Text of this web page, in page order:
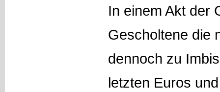
In einem Akt der
Gescholtene die
dennoch zu
letzten Euros